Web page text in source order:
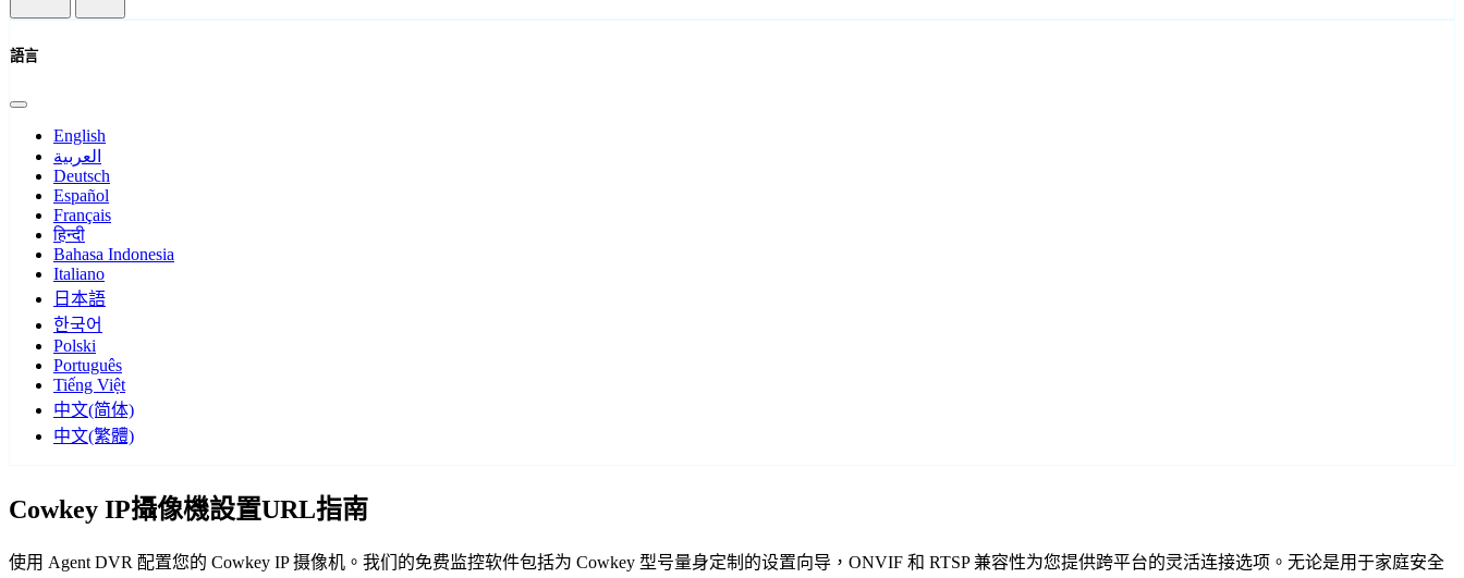
語言
English
العربية
Deutsch
Español
Français
हिन्दी
Bahasa Indonesia
Italiano
日本語
한국어
Polski
Português
Tiếng Việt
中文(简体)
中文(繁體)
Cowkey IP攝像機設置URL指南
使用 Agent DVR 配置您的 Cowkey IP 摄像机。我们的免费监控软件包括为 Cowkey 型号量身定制的设置向导，ONVIF 和 RTSP 兼容性为您提供跨平台的灵活连接选项。无论是用于家庭安全